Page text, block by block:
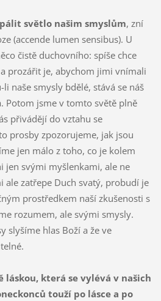
světlo našim smyslům, zní
(accende lumen sensibus). U
čistě duchovního: spíše chce
prozářit je, abychom jimi vnímali
naše smysly bdělé, stává se náš
Potom jsme v tomto světě plně
přivádějí do vztahu se
prosby zpozorujeme, jak jsou
jen málo z toho, co je kolem
jen svými myšlenkami, ale ne
ale zatřepe Duch svatý, probudí je
prostředkem naší zkušenosti s
rozumem, ale svými smysly.
slyšíme hlas Boží a že ve
láskou, která se vylévá v našich
touží po lásce a po